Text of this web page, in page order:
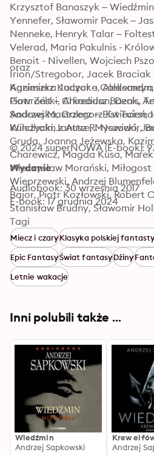
Krzysztof Banaszyk –
Yennefer, Sławomir Pacek –
Nenneke, Henryk Talar –
Velerad, Maria Pakulnis -
Benoit - Nivellen, Wojciech
Irion/Stregobor, Jacek Braciak
Kazimierz Kaczor –
Piotr Zelt – Chireadan, Denis,
Andrzej Mastalerz – Eist
Windhalm z Attre, Myszowór,
oraz
Agnieszka Judycka,
Gawroński, Arkadiusz Bazak,
Sadowska, Grzegorz Kwiecień,
Kulczycki,Janusz R. Nowicki,
Gruda, Joanna Jeżewska,
Charewicz, Magda Kusa,
Mieczysław Morański,
Wieprzewski, Andrzej
Bajor, Piotr Kozłowski, Robert
Stanisław Brudny, Sławomir
Tadeusz Borowski, Tomasz
Barwiński, Włodzimierz
© 2024 superNOWA (E-book):
Wydanie
Audiobook: 30 września 2017
E-book: 17 grudnia 2024
Tagi
Miecz i czaryKlasyka polskiej
Epic FantasyŚwiat fantasyDżiny
Letnie wakacje
Inni polubili także ...
Wiedźmin
Andrzej Sapkowski
Krew
Andrzej